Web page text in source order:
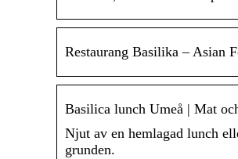
Restaurang Basilika – Asian
Basilica lunch Umeå | Mat
Njut av en hemlagad lunch
grunden.